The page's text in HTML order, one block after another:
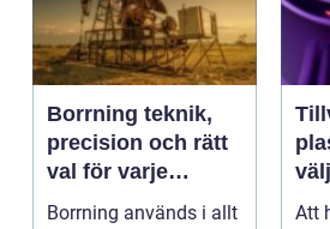
Borrning teknik,
precision och rätt
val för varje
projekt
Borrning används i allt
Att